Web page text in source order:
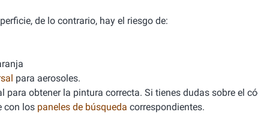
de lo contrario, hay el riesgo de:
para aerosoles.
obtener la pintura correcta. Si tienes dudas sobre el
con los paneles de búsqueda correspondientes.